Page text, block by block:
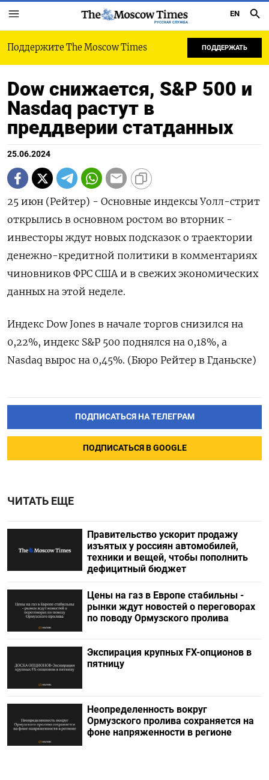
РУССКАЯ СЛУЖБА
EN
Поддержите The Moscow Times ПОДДЕРЖАТЬ
Dow снижается, S&P 500 и
Nasdaq растут в
преддверии статданных
25.06.2024
25 июн (Рейтер) - Основные индексы Уолл-стрит
открылись в основном ростом во вторник -
инвесторы ждут новых подсказок о траектории
денежно-кредитной политики в комментариях
чиновников ФРС США и в свежих экономических
данных на этой неделе.
Индекс Dow Jones в начале торгов снизился на
0,22%, индекс S&P 500 поднялся на 0,18%, а
Nasdaq вырос на 0,45%. (Бюро Рейтер в Гданьске)
ПОДПИСАТЬСЯ НА ТЕЛЕГРАМ
ПОДПИСАТЬСЯ В GOOGLE
ЧИТАТЬ ЕЩЕ
Правительство ускорит продажу
изъятых у россиян автомобилей,
техники и вещей, чтобы пополнить
дефицитный бюджет
Цены на газ в Европе стабильны -
рынки ждут новостей о переговорах
по поводу Ормузского пролива
Экспирация крупных FX-опционов в
пятницу
Неопределенность вокруг
Ормузского пролива сохраняется на
фоне напряженности в регионе